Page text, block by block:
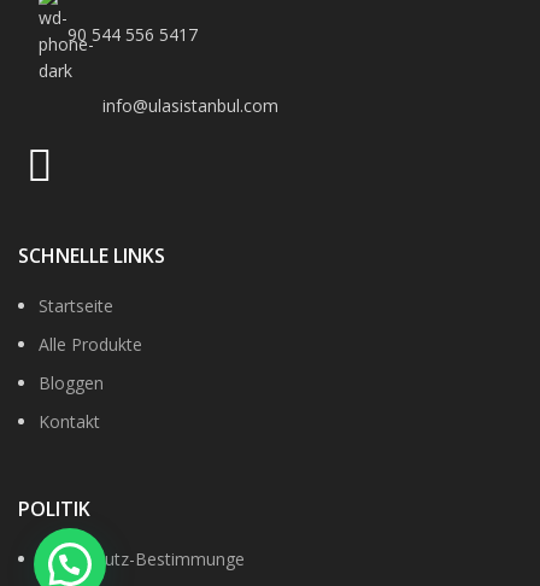
90 544 556 5417
info@ulasistanbul.com
SCHNELLE LINKS
Startseite
Alle Produkte
Bloggen
Kontakt
POLITIK
Datenshutz-Bestimmunge